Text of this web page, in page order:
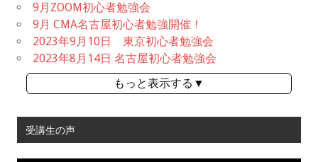
9月ZOOM初心者勉強会
9月 CMA名古屋初心者勉強開催！
2023年9月10日 東京初心者勉強会
2023年8月14日 名古屋初心者勉強会
もっと表示する▼
受講生の声